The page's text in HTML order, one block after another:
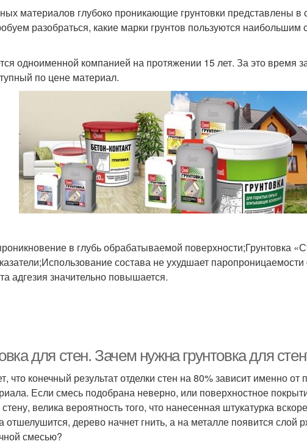
Грунтовки под обои Грунтовка для дерева
материалов глубоко проникающие грунтовки представлены
разобраться, какие марки грунтов пользуются наибольшим
одноименной компанией на протяжении 15 лет. За это время
по цене материал.
в глубь обрабатываемой поверхности;Грунтовка
состава не ухудшает
адгезия значительно повышается.
для стен. Зачем нужна грунтовка для
что конечный результат отделки стен на 80% зависит именно
Если смесь подобрана неверно, или поверхностное
велика вероятность того, что нанесенная штукатурка
отшелушится, дерево начнет гнить, а на металле появится
смесью?